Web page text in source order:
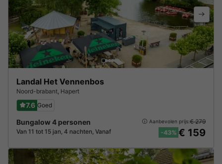
Landal Het Vennenbos
Noord-brabant Hapert
7.6 Goed
Bungalow 4 personen
Van 11 tot 15 jan, 4 nachten, Vanaf
Aanbevolen prijs:€ 279
-43% € 159